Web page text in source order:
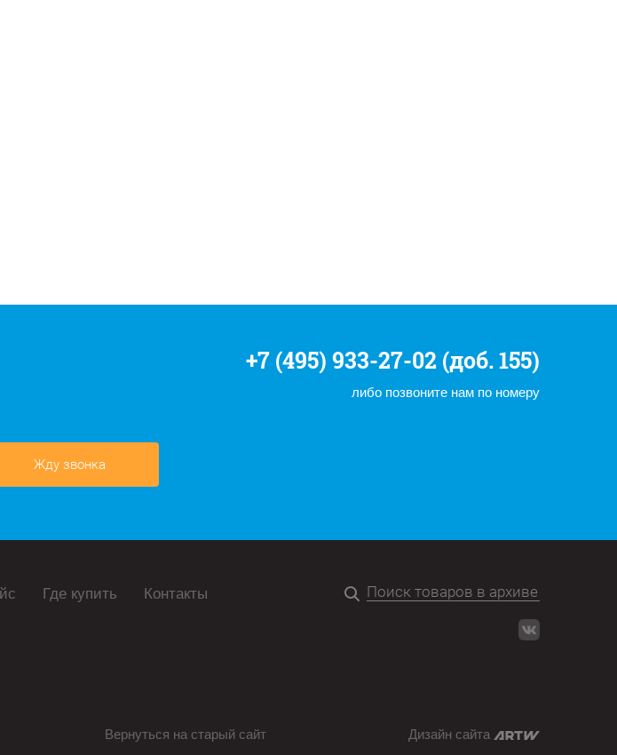
+7 (495) 933-27-02 (доб. 155)
либо позвоните нам по номеру
Жду звонка
Где купить Контакты
Вернуться на старый сайт Дизайн сайта